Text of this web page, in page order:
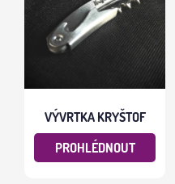
VÝVRTKA KRYŠTOF
PROHLÉDNOUT